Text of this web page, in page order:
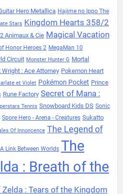
Hero Metallica Hajime no Ippo The
Stars Kingdom Hearts 358/2
Animaux & Cie Magical Vacation
Honor Heroes 2 MegaMan 10
Circuit Monster Hunter G Mortal
Wright : Ace Attorney Pokemon Heart
et Violet Pokémon Pocket Prince
Rune Factory Secret of Mana :
Tennis Snowboard Kids DS Sonic
Spore Hero - Arena - Creatures Sukatto
Of Innoncence The Legend of
Link Between Worlds The
: Breath of the
: Tears of the Kingdom